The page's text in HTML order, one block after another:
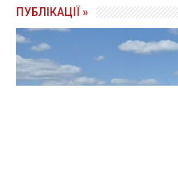
ПУБЛІКАЦІЇ »